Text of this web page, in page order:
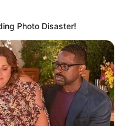
Better
Photo Disaster!